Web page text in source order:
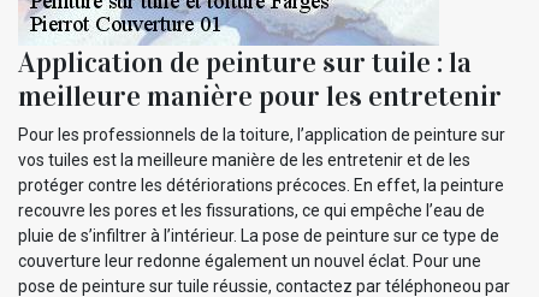
Application de peinture sur tuile : la
meilleure manière pour les entretenir
Pour les professionnels de la toiture, l’application de peinture sur
vos tuiles est la meilleure manière de les entretenir et de les
protéger contre les détériorations précoces. En effet, la peinture
recouvre les pores et les fissurations, ce qui empêche l’eau de
pluie de s’infiltrer à l’intérieur. La pose de peinture sur ce type de
couverture leur redonne également un nouvel éclat. Pour une
pose de peinture sur tuile réussie, contactez par téléphoneou par